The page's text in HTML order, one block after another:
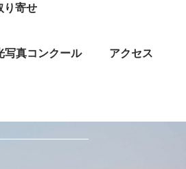
り寄せ
写真コンクール アクセス